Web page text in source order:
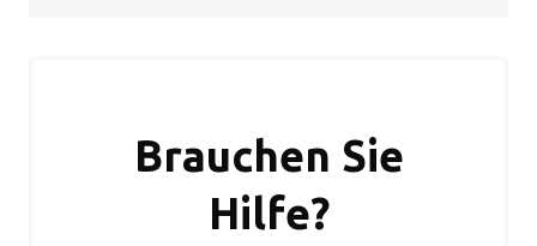
Brauchen Sie
Hilfe?